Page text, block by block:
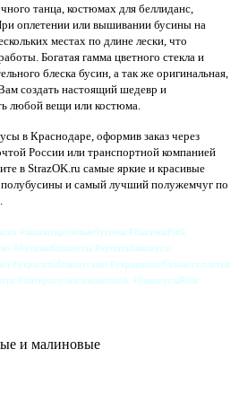
танца, костюмах для беллиданс,
оплетении или вышивании бусины на
местах по длине лески, что
Богатая гамма цветного стекла и
блеска бусин, а так же оригинальная,
создать настоящий шедевр и
любой вещи или костюма.
в Краснодаре, оформив заказ через
России или транспортной компанией
в StrazOK.ru самые яркие и красивые
и самый лучший полужемчуг по
#заказатьрозовыебусины #бысиныPink
#бусиныбиконусы #купитьбиконусы
#украситьбиконусами #украшениебальногоплатья
#интернет-магазинstrazok #биконусыRose
и малиновые